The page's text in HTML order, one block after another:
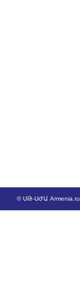
©ՍԹ-ՍԺԱ Armenia.ru